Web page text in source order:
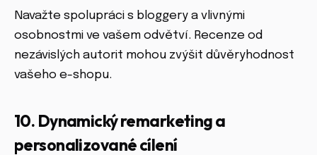
Navažte spolupráci s bloggery a vlivnými
osobnostmi ve vašem odvětví. Recenze od
nezávislých autorit mohou zvýšit důvěryhodnost
vašeho e-shopu.
10. Dynamický remarketing a
personalizované cílení